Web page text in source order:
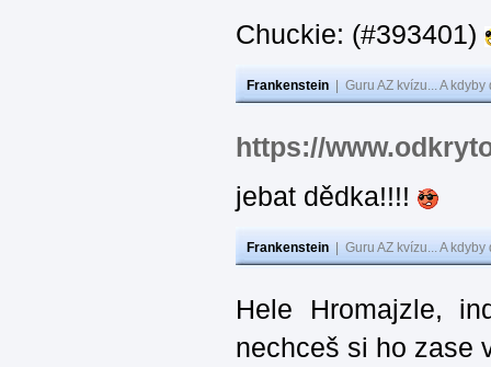
Chuckie: (#393401)
Frankenstein Guru AZ kvízu... A
https://
jebat dědka!!!!
Frankenstein Guru AZ kvízu... A
Hele Hromajzle,
nechceš si ho zase